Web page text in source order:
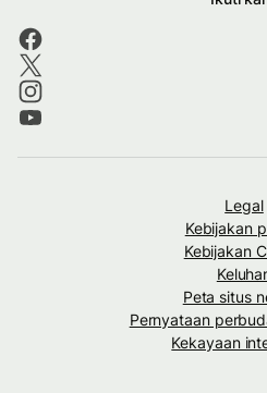
Legal
Kebijakan
Kebijakan
Peta situs
Pernyataan
Kekayaan